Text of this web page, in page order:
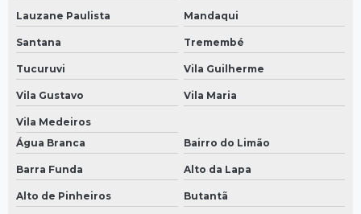
Lauzane Paulista Mandaqui
Santana Tremembé
Tucuruvi Vila Guilherme
Vila Gustavo Vila Maria
Vila Medeiros
Água Branca
Bairro do Limão
Barra Funda Alto da Lapa
Alto de Pinheiros Butantã